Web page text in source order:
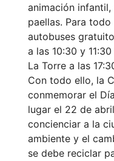
animación infantil,
paellas. Para
autobuses
a las 10:30 y
La Torre a las
Con todo ello, la
conmemorar el
lugar el 22 de
concienciar a la
ambiente y el
se debe reciclar